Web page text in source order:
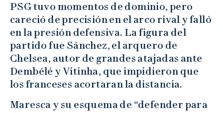
PSG tuvo momentos de dominio, pero
careció de precisión en el arco rival y falló
en la presión defensiva. La figura del
partido fue Sánchez, el arquero de
Chelsea, autor de grandes atajadas ante
Dembélé y Vitinha, que impidieron que
los franceses acortaran la distancia.
Maresca y su esquema de “defender para